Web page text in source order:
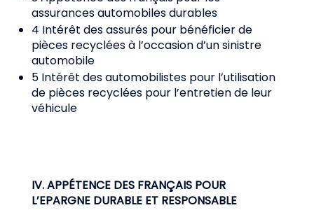
assurances automobiles durables
4 Intérêt des assurés pour bénéficier de
pièces recyclées à l’occasion d’un sinistre
automobile
5 Intérêt des automobilistes pour l’utilisation
de pièces recyclées pour l’entretien de leur
véhicule
IV. APPÉTENCE DES FRANÇAIS POUR
L’EPARGNE DURABLE ET RESPONSABLE